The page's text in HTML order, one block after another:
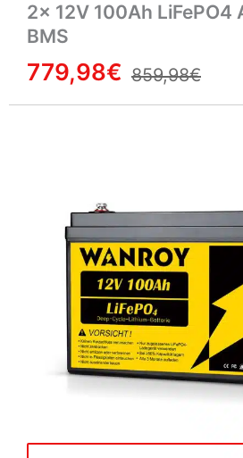
2× 12V 100Ah LiFePO4
BMS
779,98€ 859,98€